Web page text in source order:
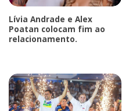
Lívia Andrade e Alex
Poatan colocam fim ao
relacionamento.